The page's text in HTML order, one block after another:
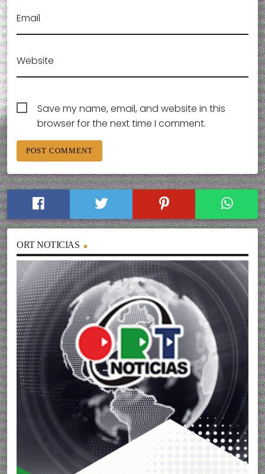
Email
Website
Save my name, email, and website in this
browser for the next time I comment.
ORT NOTICIAS